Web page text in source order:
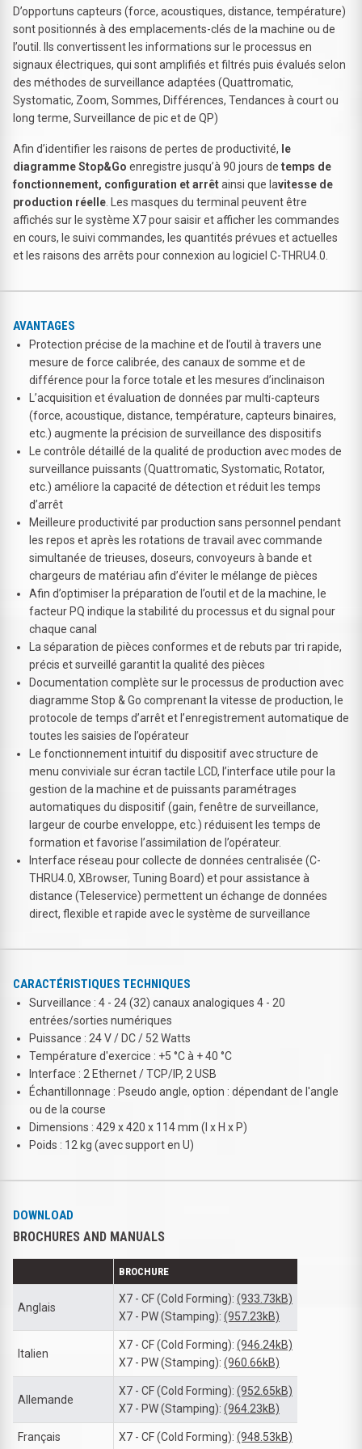
D’opportuns capteurs (force, acoustiques, distance, température)
sont positionnés à des emplacements-clés de la machine ou de
l’outil. Ils convertissent les informations sur le processus en
signaux électriques, qui sont amplifiés et filtrés puis évalués selon
des méthodes de surveillance adaptées (Quattromatic,
Systomatic, Zoom, Sommes, Différences, Tendances à court ou
long terme, Surveillance de pic et de QP)
Afin d’identifier les raisons de pertes de productivité, le
diagramme Stop&Go enregistre jusqu’à 90 jours de temps de
fonctionnement, configuration et arrêtainsi que lavitesse de
production réelle . Les masques du terminal peuvent être
affichés sur le système X7 pour saisir et afficher les commandes
en cours, le suivi commandes, les quantités prévues et actuelles
et les raisons des arrêts pour connexion au logiciel C-THRU4.0.
AVANTAGES
Protection précise de la machine et de l’outil à travers une
mesure de force calibrée, des canaux de somme et de
différence pour la force totale et les mesures d’inclinaison
L’acquisition et évaluation de données par multi-capteurs
(force, acoustique, distance, température, capteurs binaires,
etc.) augmente la précision de surveillance des dispositifs
Le contrôle détaillé de la qualité de production avec modes de
surveillance puissants (Quattromatic, Systomatic, Rotator,
etc.) améliore la capacité de détection et réduit les temps
d’arrêt
Meilleure productivité par production sans personnel pendant
les repos et après les rotations de travail avec commande
simultanée de trieuses, doseurs, convoyeurs à bande et
chargeurs de matériau afin d’éviter le mélange de pièces
Afin d’optimiser la préparation de l’outil et de la machine, le
facteur PQ indique la stabilité du processus et du signal pour
chaque canal
La séparation de pièces conformes et de rebuts par tri rapide,
précis et surveillé garantit la qualité des pièces
Documentation complète sur le processus de production avec
diagramme Stop & Go comprenant la vitesse de production, le
protocole de temps d’arrêt et l’enregistrement automatique de
toutes les saisies de l’opérateur
Le fonctionnement intuitif du dispositif avec structure de
menu conviviale sur écran tactile LCD, l’interface utile pour la
gestion de la machine et de puissants paramétrages
automatiques du dispositif (gain, fenêtre de surveillance,
largeur de courbe enveloppe, etc.) réduisent les temps de
formation et favorise l’assimilation de l’opérateur.
Interface réseau pour collecte de données centralisée (C-
THRU4.0, XBrowser, Tuning Board) et pour assistance à
distance (Teleservice) permettent un échange de données
direct, flexible et rapide avec le système de surveillance
CARACTÉRISTIQUES TECHNIQUES
Surveillance : 4 - 24 (32) canaux analogiques 4 - 20
entrées/sorties numériques
Puissance : 24 V / DC / 52 Watts
Température d'exercice : +5 °C à + 40 °C
Interface : 2 Ethernet / TCP/IP, 2 USB
Échantillonnage : Pseudo angle, option : dépendant de l'angle
ou de la course
Dimensions : 429 x 420 x 114 mm (l x H x P)
Poids : 12 kg (avec support en U)
DOWNLOAD
BROCHURES AND MANUALS
BROCHURE
Anglais
X7 - CF (Cold Forming): (933.73kB)
X7 - PW (Stamping): (957.23kB)
Italien
X7 - CF (Cold Forming): (946.24kB)
X7 - PW (Stamping): (960.66kB)
Allemande
X7 - CF (Cold Forming): (952.65kB)
X7 - PW (Stamping): (964.23kB)
Français X7 - CF (Cold Forming): (948.53kB)